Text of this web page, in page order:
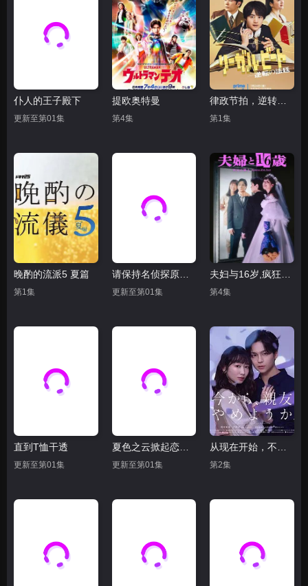
仆人的王子殿下
更新至第01集
提欧奥特曼
第4集
律政节拍，逆转法庭
第1集
晚酌的流派5 夏篇
第1集
请保持名侦探原来的样子
更新至第01集 第4集
直到T恤干透
更新至第01集
夏色之云掀起恋爱与风暴
更新至第01集
从现在开始，不做朋友了吧
第2集